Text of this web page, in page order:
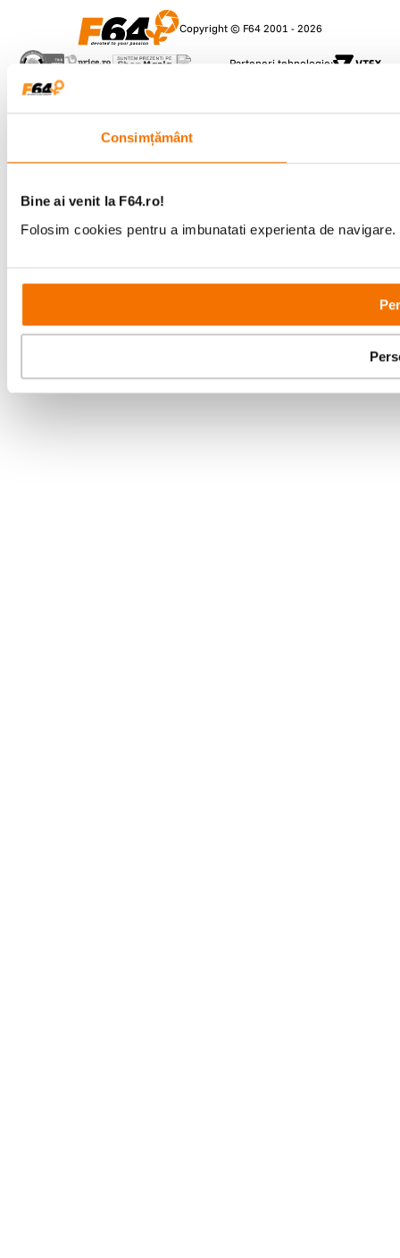
Consimțământ
Bine ai venit la F64.ro!
Folosim cookies pentru a imbunatati experienta de
Copyright © F64 2001 - 2026
Parteneri tehnologie: